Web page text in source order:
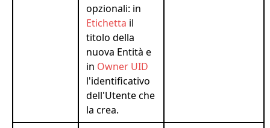
opzionali: in
Etichetta il
titolo della
nuova Entità e
in Owner UID
l'identificativo
dell'Utente che
la crea.